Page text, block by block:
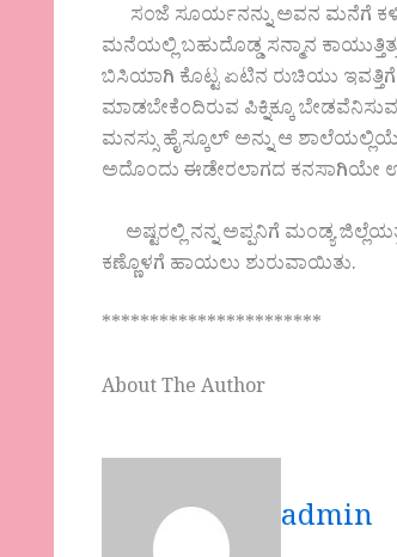
ಸಂಜೆ ಸೂರ್ಯನನ್ನು ಅವನ ಮನೆಗೆ
ಮನೆಯಲ್ಲಿ ಬಹುದೊಡ್ಡ ಸನ್ಮಾನ
ಬಿಸಿಯಾಗಿ ಕೊಟ್ಟ ಏಟಿನ ರುಚಿಯು
ಮಾಡಬೇಕೆಂದಿರುವ ಪಿಕ್ನಿಕ್ಕೂ
ಮನಸ್ಸು ಹೈಸ್ಕೂಲ್ ಅನ್ನು ಆ
ಅದೊಂದು ಈಡೇರಲಾಗದ ಕನಸಾಗಿಯೇ
ಅಷ್ಟರಲ್ಲಿ ನನ್ನ ಅಪ್ಪನಿಗೆ ಮಂಡ್ಯ
ಕಣ್ಣೊಳಗೆ ಹಾಯಲು ಶುರುವಾಯಿತು.
***********************
About The Author
admin